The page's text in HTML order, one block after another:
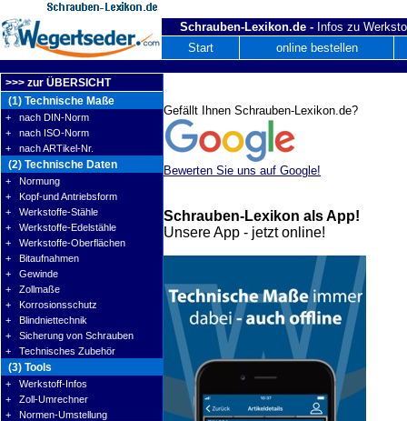
Schrauben-Lexikon.de - Infos zu
Start
online bestellen
>>> zur ÜBERSICHT
(1) Technische Maße
+ nach DIN-Norm
+ nach ISO-Norm
+ nach ARTikel-Nr.
(2) Technische Daten
+ Normung
+ Kopf-und Antriebsform
+ Werkstoffe-Stähle
+ Werkstoffe-Edelstähle
+ Werkstoffe-Oberflächen
+ Bitaufnahmen
+ Gewinde
+ Zollmaße
+ Korrosionsschutz
+ Blindniettechnik
+ Sicherung von Schrauben
+ Technisches Zubehör
(3) Tools
+ Werkstoff-Infos
+ Zoll-Umrechner
+ Normen-Umstellung
Gefällt Ihnen Schrauben-Lexikon.de?
Bewerten Sie uns auf Google!
Schrauben-Lexikon als App!
Unsere App - jetzt online!